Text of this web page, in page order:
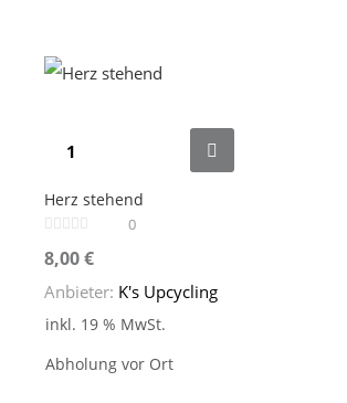
Herz stehend
0
8,00€
Anbieter: K's Upcycling
inkl. 19 % MwSt.
Abholung vor Ort